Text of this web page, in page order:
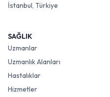
İstanbul, Türkiye
SAĞLIK
Uzmanlar
Uzmanlık Alanları
Hastalıklar
Hizmetler